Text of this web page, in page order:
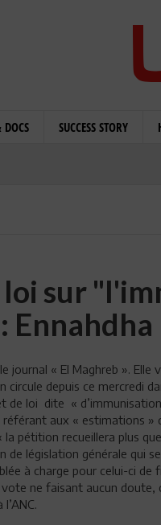
DOCS SUCCESS STORY
sur
journal « El Maghreb ».
circule depuis ce mercredi
de loi dite «
référant aux « estimations
pétition recueillera plus
de législation générale qui
à charge pour celui-ci
vote ne faisant aucun